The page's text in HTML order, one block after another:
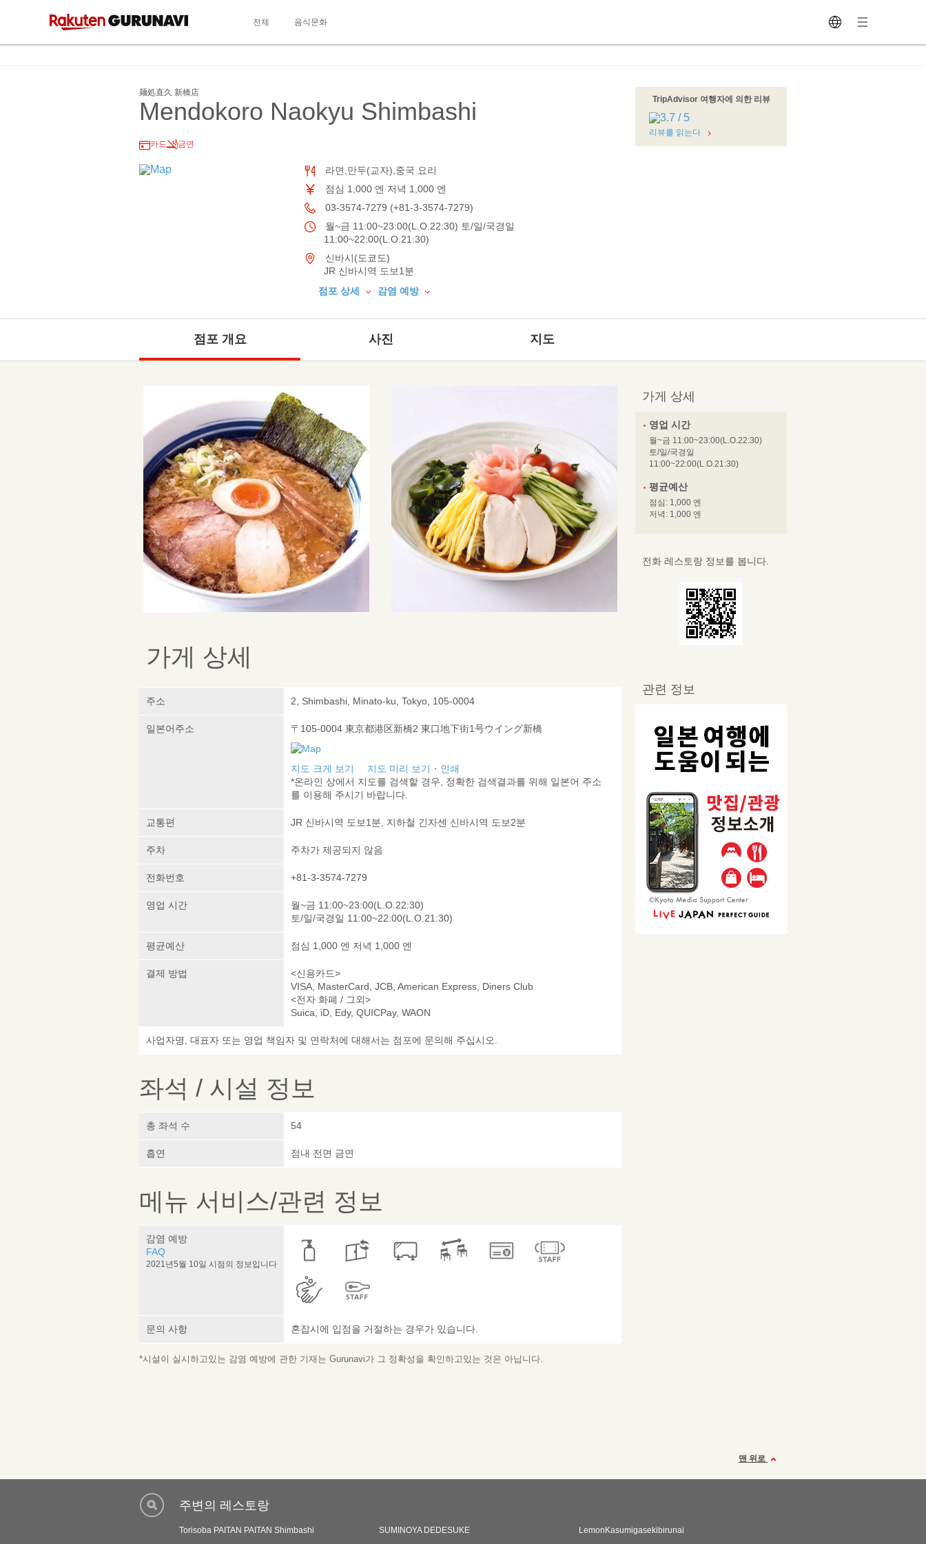
전체 음식문화
麺処直久 新橋店
Mendokoro Naokyu Shimbashi
카드 금연
라면,만두(교자),중국 요리
점심 1,000 엔 저녁 1,000 엔
03-3574-7279 (+81-3-3574-7279)
월~금 11:00~23:00(L.O.22:30) 토/일/국경일
11:00~22:00(L.O.21:30)
신바시(도쿄도)
JR 신바시역 도보1분
점포 상세
감염 예방
TripAdvisor 여행자에 의한 리뷰
리뷰를 읽는다
점포 개요 사진 지도
가게 상세
주소 2, Shimbashi, Minato-ku, Tokyo, 105-0004
일본어주소 〒105-0004 東京都港区新橋2 東口地下街1号ウイング新橋
지도 크게 보기
지도 미리 보기・인쇄
*온라인 상에서 지도를 검색할 경우, 정확한 검색결과를 위해 일본어 주소
를 이용해 주시기 바랍니다.
교통편 JR 신바시역 도보1분, 지하철 긴자센 신바시역 도보2분
주차 주차가 제공되지 않음
전화번호 +81-3-3574-7279
영업 시간
월~금 11:00~23:00(L.O.22:30)
토/일/국경일 11:00~22:00(L.O.21:30)
평균예산 점심 1,000 엔 저녁 1,000 엔
결제 방법
<신용카드>
VISA, MasterCard, JCB, American Express, Diners Club
<전자 화폐 / 그외>
Suica, iD, Edy, QUICPay, WAON
사업자명, 대표자 또는 영업 책임자 및 연락처에 대해서는 점포에 문의해 주십시오.
좌석 / 시설 정보
총 좌석 수 54
흡연 점내 전면 금연
메뉴 서비스/관련 정보
감염 예방
FAQ
2021년5월 10일 시점의 정보입니다
문의 사항 혼잡시에 입점을 거절하는 경우가 있습니다.
*시설이 실시하고있는 감염 예방에 관한 기재는 Gurunavi가 그 정확성을 확인하고있는 것은 아닙니다.
가게 상세
영업 시간
월~금 11:00~23:00(L.O.22:30)
토/일/국경일
11:00~22:00(L.O.21:30)
평균예산
점심: 1,000 엔
저녁: 1,000 엔
전화 레스토랑 정보를 봅니다.
관련 정보
맨 위로
주변의 레스토랑
Torisoba PAITAN PAITAN Shimbashi SUMINOYA DEDESUKE LemonKasumigasekibirunai